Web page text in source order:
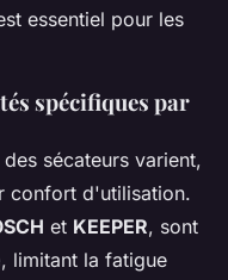
essentiel pour les
spécifiques par
sécateurs varient,
confort d'utilisation.
et KEEPER, sont
, limitant la fatigue